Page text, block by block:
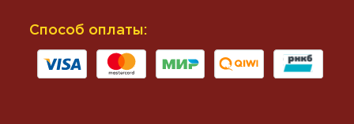
Способ оплаты: